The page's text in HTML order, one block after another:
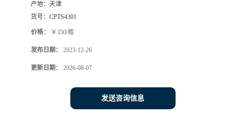
产地： 天津
货号： CPTS4301
价格： ￥350/瓶
发布日期： 2023-12-26
更新日期： 2026-08-07
发送咨询信息